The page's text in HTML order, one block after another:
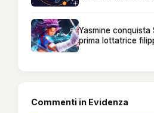
Yasmine
prima lottatrice
Commenti in Evidenza